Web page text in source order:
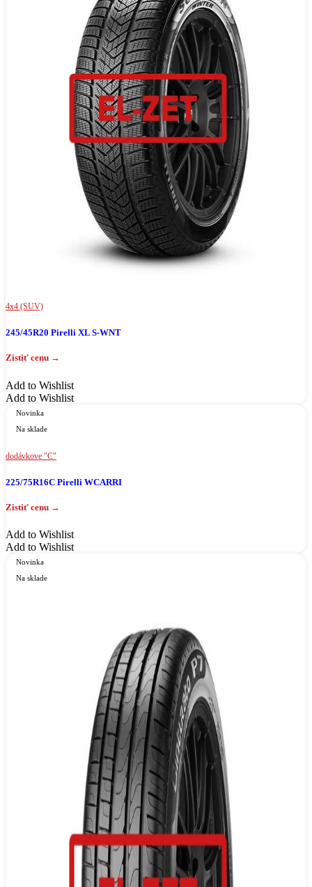
4x4 (SUV)
245/45R20 Pirelli XL S-WNT
Add to Wishlist
Add to Wishlist
Novinka
Na sklade
dodávkove "C"
225/75R16C Pirelli WCARRI
Add to Wishlist
Add to Wishlist
Novinka
Na sklade